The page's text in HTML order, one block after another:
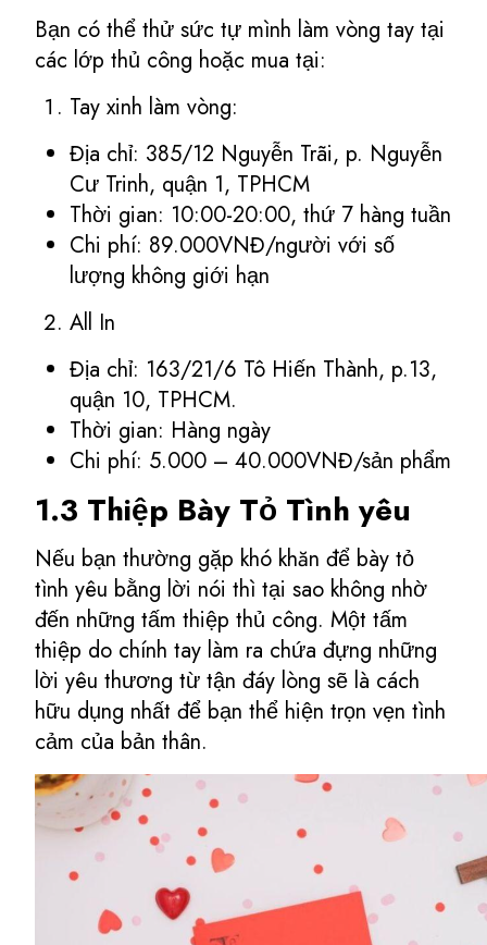
Bạn có thể thử sức tự mình làm vòng tay tại
các lớp thủ công hoặc mua tại:
Tay xinh làm vòng:
Địa chỉ: 385/12 Nguyễn Trãi, p. Nguyễn
Cư Trinh, quận 1, TPHCM
Thời gian: 10:00-20:00, thứ 7 hàng tuần
Chi phí: 89.000VNĐ/người với số
lượng không giới hạn
All In
Địa chỉ: 163/21/6 Tô Hiến Thành, p.13,
quận 10, TPHCM.
Thời gian: Hàng ngày
Chi phí: 5.000 – 40.000VNĐ/sản phẩm
1.3 Thiệp Bày Tỏ Tình yêu
Nếu bạn thường gặp khó khăn để bày tỏ
tình yêu bằng lời nói thì tại sao không nhờ
đến những tấm thiệp thủ công. Một tấm
thiệp do chính tay làm ra chứa đựng những
lời yêu thương từ tận đáy lòng sẽ là cách
hữu dụng nhất để bạn thể hiện trọn vẹn tình
cảm của bản thân.